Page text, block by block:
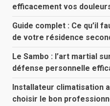
efficacement vos
Guide complet : Ce qu’il
de votre résidence
Le Sambo : l’art martial
défense personnelle
Installateur climatisation
choisir le bon